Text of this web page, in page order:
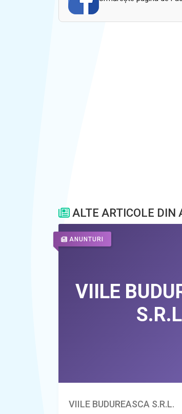
ALTE ARTICOLE DIN
ANUNTURI
VIILE BUDUREASCA S.R.L.